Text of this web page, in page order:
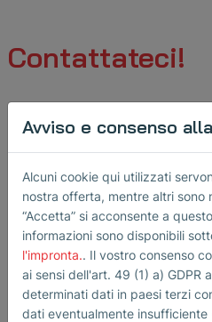
Contattateci!
Saremo lieti di fornirvi
prezzi.
Destinatario: transducers@
Il vostro messaggio
Avviso e consenso
Alcuni cookie qui utilizzati
nostra offerta, mentre altri sono
“Accetta” si acconsente a
informazioni sono disponibili
l'impronta.. Il vostro consenso
ai sensi dell'art. 49 (1) a) GDPR
determinati dati in paesi terzi
dati eventualmente insufficiente